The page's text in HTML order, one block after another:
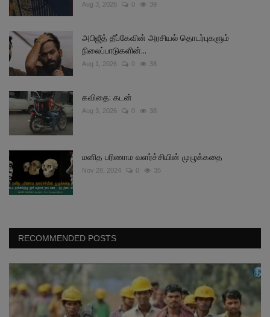
Aug 3, 2026 0 39
அபிஜீத் தீப்கேவின் அரசியல் தொடர்புகளும்
நிலைப்பாடுகளின்...
Aug 1, 2026 0 38
கவிதை: கடன்
Aug 3, 2026 0 38
மனித பரிணாம வளர்ச்சியின் முழுக்கதை
Nov 28, 2024 0 35
RECOMMENDED POSTS